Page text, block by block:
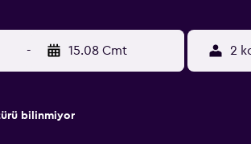
- 15.08 Cmt 2
bilinmiyor